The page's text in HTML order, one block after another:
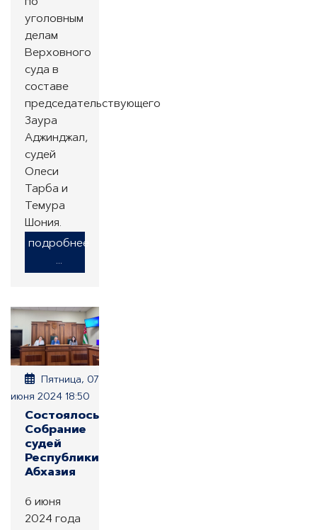
уголовным
делам
Верховного
суда в
составе
председательствующего
Заура
Аджинджал,
судей
Олеси
Тарба и
Темура
Шония.
подробнее
...
Пятница, 07
июня 2024 18:50
Состоялось
Собрание
судей
Республики
Абхазия
6 июня
2024 года